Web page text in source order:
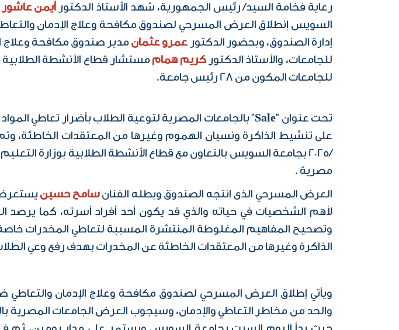
رعاية فخامة السيد/ رئيس الجمهورية، شهد الأستاذ الدكتورأيمن عاشور
السويس إنطلاق العرض المسرحي لصندوق مكافحة وعلاج الإدمان
إدارة الصندوق، وبحضور الدكتورعمرو عثمانمدير صندوق مكافحة وعلاج
للجامعات، والأستاذ الدكتور كريم هماممستشار قطاع الأنشطة الطلابية
للجامعات المكون من 28 رئيس جامعة.
تحت عنوان "Sale" بالجامعات المصرية لتوعية الطلاب بأضرار تعاطي
مصرية .
العرض المسرحي الذى انتجه الصندوق وبطله الفنانسامح حسين يستعرض
لأهم الشخصيات في حياته والذي قد يكون أحد أفراد أسرته، كما يرصد
وتصحيح المفاهيم المغلوطة المنتشرة المسببة لتعاطي المخدرات
الذاكرة وغيرها من المعتقدات الخاطئة عن المخدرات بهدف رفع وعي
ويأتي إطلاق العرض المسرحي لصندوق مكافحة وعلاج الإدمان والتعاطي
والحد من مخاطر التعاطي والإدمان، وسيجوب العرض الجامعات المصرية